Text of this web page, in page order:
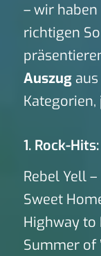
– wir
richtigen
Auszugaus
1. Rock-Hits:
Rebel Yell
Sweet
Highway to
Summer of